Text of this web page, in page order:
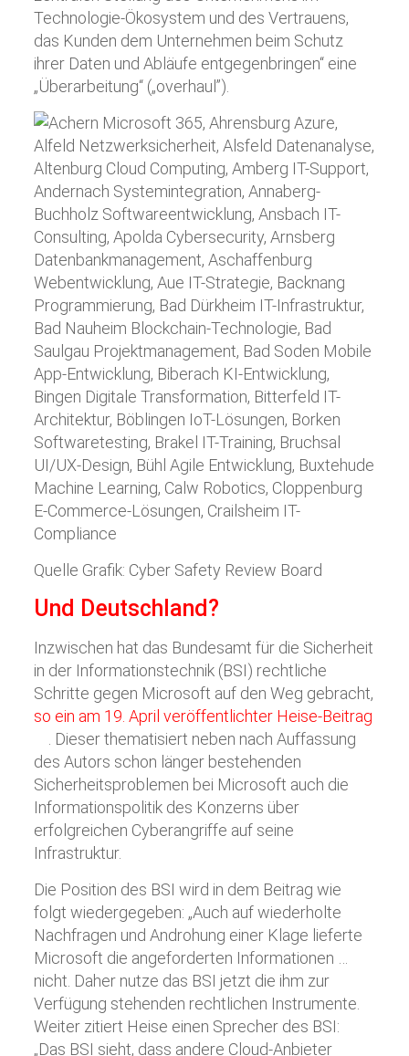
Technologie-Ökosystem und des Vertrauens,
das Kunden dem Unternehmen beim Schutz
ihrer Daten und Abläufe entgegenbringen“ eine
„Überarbeitung“ („overhaul”).
Quelle Grafik: Cyber Safety Review Board
Und Deutschland?
Inzwischen hat das Bundesamt für die Sicherheit
in der Informationstechnik (BSI) rechtliche
Schritte gegen Microsoft auf den Weg gebracht,
so ein am 19. April veröffentlichter Heise-Beitrag
. Dieser thematisiert neben nach Auffassung
des Autors schon länger bestehenden
Sicherheitsproblemen bei Microsoft auch die
Informationspolitik des Konzerns über
erfolgreichen Cyberangriffe auf seine
Infrastruktur.
Die Position des BSI wird in dem Beitrag wie
folgt wiedergegeben: „Auch auf wiederholte
Nachfragen und Androhung einer Klage lieferte
Microsoft die angeforderten Informationen …
nicht. Daher nutze das BSI jetzt die ihm zur
Verfügung stehenden rechtlichen Instrumente.
Weiter zitiert Heise einen Sprecher des BSI:
„Das BSI sieht, dass andere Cloud-Anbieter